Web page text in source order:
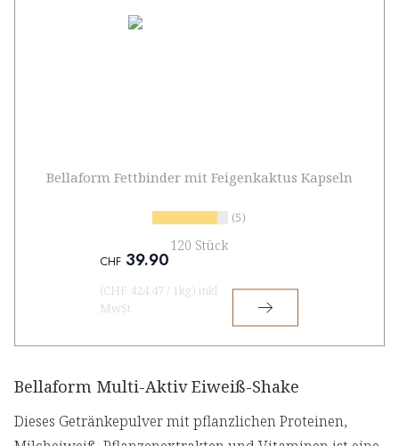
Bellaform Fettbinder mit Feigenkaktus Kapseln
(5)
120 Stück
CHF 39.90
(CHF 424.47 / 1kg) inkl.
MwSt
Bellaform Multi-Aktiv Eiweiß-Shake
Dieses Getränkepulver mit pflanzlichen Proteinen,